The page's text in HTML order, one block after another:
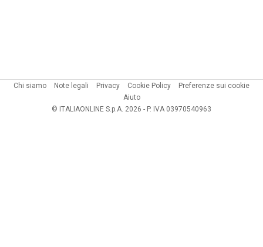
Chi siamo Note legali Privacy Cookie Policy
Preferenze sui cookie
Aiuto
© ITALIAONLINE S.p.A. 2026 - P. IVA 03970540963